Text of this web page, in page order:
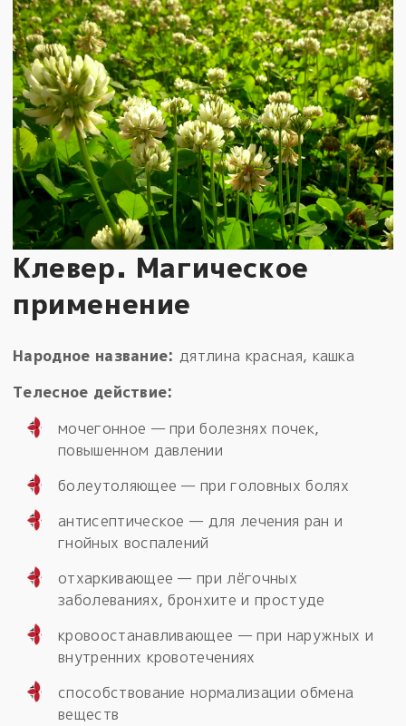
Клевер. Магическое
применение
Народное название: дятлина красная, кашка
Телесное действие:
мочегонное — при болезнях почек,
повышенном давлении
болеутоляющее — при головных болях
антисептическое — для лечения ран и
гнойных воспалений
отхаркивающее — при лёгочных
заболеваниях, бронхите и простуде
кровоостанавливающее — при наружных и
внутренних кровотечениях
способствование нормализации обмена
веществ